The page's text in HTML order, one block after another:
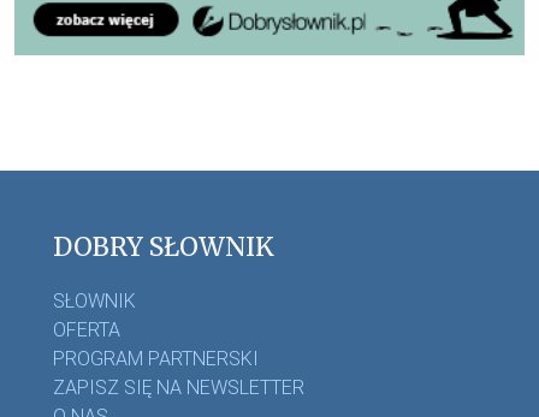
DOBRY SŁOWNIK
SŁOWNIK
OFERTA
PROGRAM PARTNERSKI
ZAPISZ SIĘ NA NEWSLETTER